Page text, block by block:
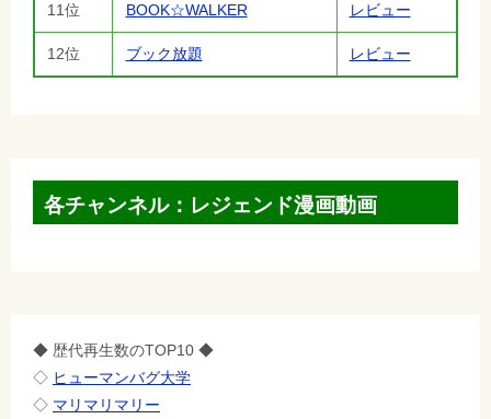
11位 BOOK☆WALKER レビュー
12位 ブック放題 レビュー
各チャンネル：レジェンド漫画動画
◆ 歴代再生数のTOP10 ◆
◇ ヒューマンバグ大学
◇ マリマリマリー